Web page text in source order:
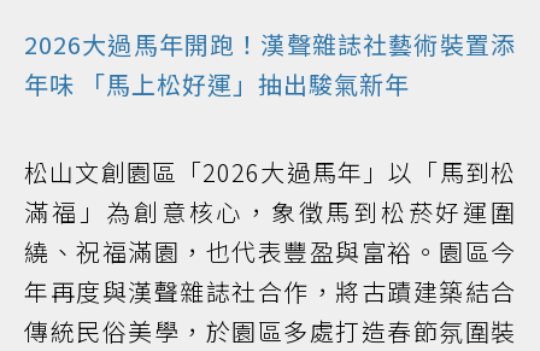
2026大過馬年開跑！漢聲雜誌社藝術裝置添
年味 「馬上松好運」抽出駿氣新年
松山文創園區「2026大過馬年」以「馬到松
滿福」為創意核心，象徵馬到松菸好運圍
繞、祝福滿園，也代表豐盈與富裕。園區今
年再度與漢聲雜誌社合作，將古蹟建築結合
傳統民俗美學，於園區多處打造春節氛圍裝